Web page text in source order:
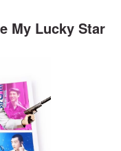
My Lucky Star